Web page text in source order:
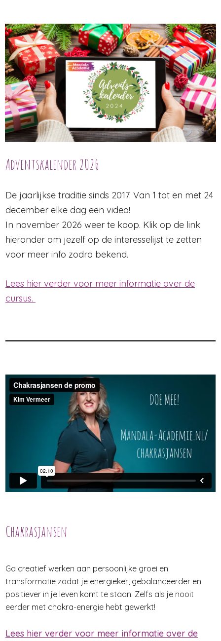
Adventskalender 2026
De jaarlijkse traditie sinds 2017. Van 1 tot en met 24
december elke dag een video!
In november 2026 weer te koop. Klik op de link
hieronder om jezelf op de interesselijst te zetten
voor meer info zodra bekend.
Lees hier verder voor meer informatie over de
cursus.
Chakrasjansen
Ga creatief werken aan persoonlijke groei en
transformatie zodat je energieker, gebalanceerder en
positiever in je leven komt te staan. Zelfs als je nooit
eerder met chakra-energie hebt gewerkt!
Lees hier verder voor meer informatie over de